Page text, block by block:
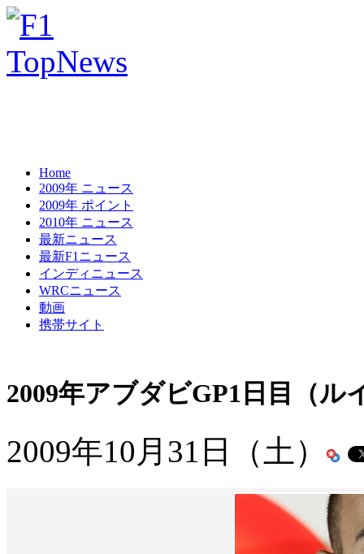
Home
2009年 ニュース
2009年 ポイント
2010年 ニュース
最新ニュース
最新F1ニュース
インディニュース
WRCニュース
動画
携帯サイト
2009年アブダビGP1日目（ル
2009年10月31日（土）